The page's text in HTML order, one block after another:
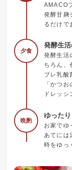
AMACO
発酵甘麹
るだけで
夕食
発酵生
発酵生活
ちろん、
ブレ乳酸
「かつ
ドレッシ
晩酌
ゆった
お家でゆ
あてには
時をゆっ